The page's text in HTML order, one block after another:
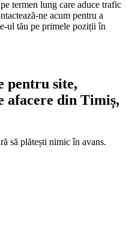
termen lung care aduce trafic
ne acum pentru a
ul tău pe primele poziții în
pentru site,
din Timiș,
să plătești nimic în avans.